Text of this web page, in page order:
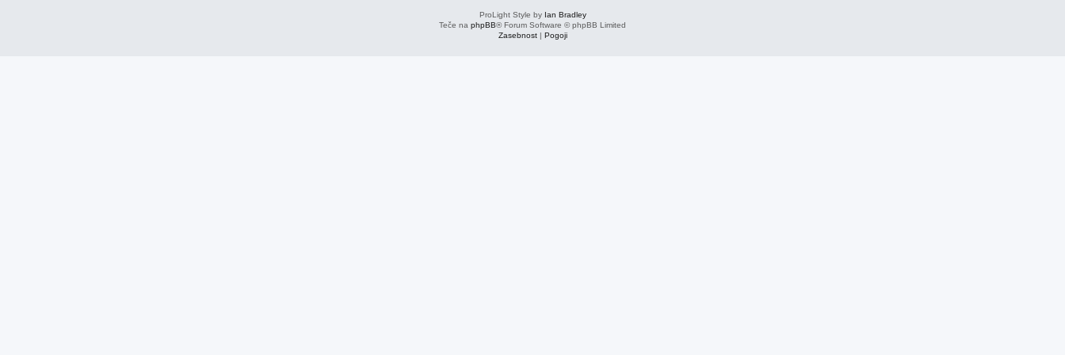
ProLight Style by Ian Bradley
Teče na phpBB® Forum Software © phpBB Limited
Zasebnost| Pogoji